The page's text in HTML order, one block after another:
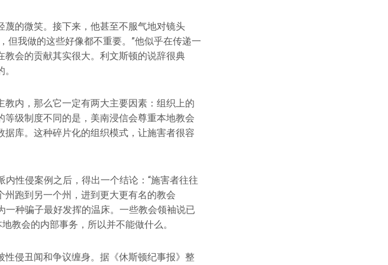
的微笑。接下来，他甚至不服气地对镜头
但我做的这些好像都不重要。”他似乎在传递一
会的贡献其实很大。利文斯顿的说辞很典
内，那么它一定有两大主要因素：组织上的
级制度不同的是，美南浸信会尊重本地教会
库。这种碎片化的组织模式，让施害者很容
性侵案例之后，得出一个结论：“施害者往往
跑到另一个州，进到更大更有名的教会
一种骗子最好发挥的温床。一些教会领袖说已
教会的内部事务，所以并不能做什么。
侵丑闻和争议缠身。据《休斯顿纪事报》整